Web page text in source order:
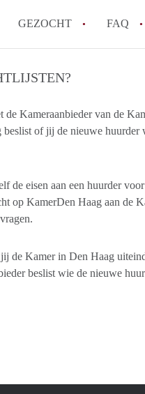
GEZOCHT FAQ
to translate KamerDenHaag!
kost het om te reageren op een
is de privacyverklaring van
Kameraanbieder van de
of jij de nieuwe
de eisen aan een huurder
op KamerDen Haag aan de
de Kamer in Den Haag
beslist wie de nieuwe